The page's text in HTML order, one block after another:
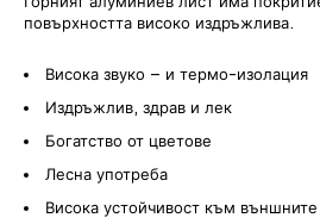
повърхността високо издръжлива.
Висока звуко – и термо-изолация
Издръжлив, здрав и лек
Богатство от цветове
Лесна употреба
Висока устойчивост към